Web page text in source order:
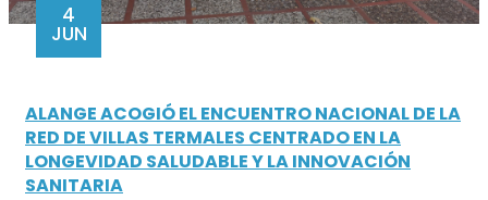
4
JUN
ALANGE ACOGIÓ EL ENCUENTRO NACIONAL DE LA
RED DE VILLAS TERMALES CENTRADO EN LA
LONGEVIDAD SALUDABLE Y LA INNOVACIÓN
SANITARIA